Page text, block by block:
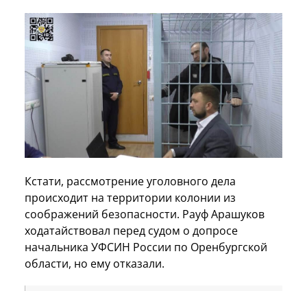
Кстати, рассмотрение уголовного дела
происходит на территории колонии из
соображений безопасности. Рауф Арашуков
ходатайствовал перед судом о допросе
начальника УФСИН России по Оренбургской
области, но ему отказали.